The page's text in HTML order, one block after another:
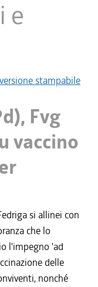
e
versione stampabile
Fvg
vaccino
si allinei con
che lo
l'impegno 'ad
delle
nonché